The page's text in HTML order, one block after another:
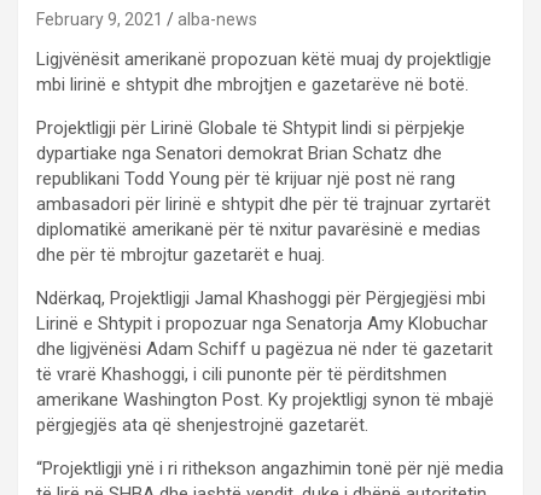
February 9, 2021 alba-news
Ligjvënësit amerikanë propozuan këtë muaj dy projektligje
mbi lirinë e shtypit dhe mbrojtjen e gazetarëve në botë.
Projektligji për Lirinë Globale të Shtypit lindi si përpjekje
dypartiake nga Senatori demokrat Brian Schatz dhe
republikani Todd Young për të krijuar një post në rang
ambasadori për lirinë e shtypit dhe për të trajnuar zyrtarët
diplomatikë amerikanë për të nxitur pavarësinë e medias
dhe për të mbrojtur gazetarët e huaj.
Ndërkaq, Projektligji Jamal Khashoggi për Përgjegjësi mbi
Lirinë e Shtypit i propozuar nga Senatorja Amy Klobuchar
dhe ligjvënësi Adam Schiff u pagëzua në nder të gazetarit
të vrarë Khashoggi, i cili punonte për të përditshmen
amerikane Washington Post. Ky projektligj synon të mbajë
përgjegjës ata që shenjestrojnë gazetarët.
“Projektligji ynë i ri rithekson angazhimin tonë për një media